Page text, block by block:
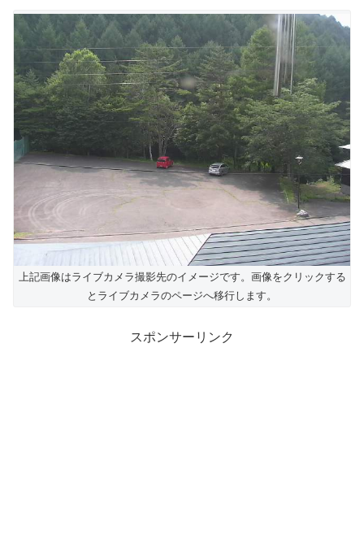
上記画像はライブカメラ撮影先のイメージです。画像をクリックする
とライブカメラのページへ移行します。
スポンサーリンク